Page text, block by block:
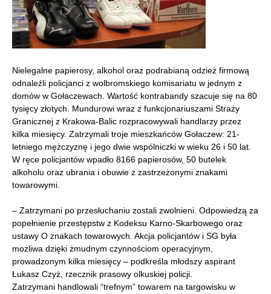
Nielegalne papierosy, alkohol oraz podrabianą odzież firmową
odnaleźli policjanci z wolbromskiego komisariatu w jednym z
domów w Gołaczewach. Wartość kontrabandy szacuje się na 80
tysięcy złotych. Mundurowi wraz z funkcjonariuszami Straży
Granicznej z Krakowa-Balic rozpracowywali handlarzy przez
kilka miesięcy. Zatrzymali troje mieszkańców Gołaczew: 21-
letniego mężczyznę i jego dwie wspólniczki w wieku 26 i 50 lat.
W ręce policjantów wpadło 8166 papierosów, 50 butelek
alkoholu oraz ubrania i obuwie z zastrzeżonymi znakami
towarowymi.
– Zatrzymani po przesłuchaniu zostali zwolnieni. Odpowiedzą za
popełnienie przestępstw z Kodeksu Karno-Skarbowego oraz
ustawy O znakach towarowych. Akcja policjantów i SG była
możliwa dzięki żmudnym czynnościom operacyjnym,
prowadzonym kilka miesięcy – podkreśla młodszy aspirant
Łukasz Czyż, rzecznik prasowy olkuskiej policji.
Zatrzymani handlowali “trefnym” towarem na targowisku w